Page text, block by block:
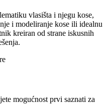
vlasišta i njegu kose,
i modeliranje kose ili idealnu
kreiran od strane iskusnih
mogućnost prvi saznati za